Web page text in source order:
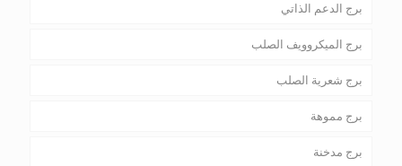
برج الدعم الذاتي
برج الميكروويف الصلب
برج شعرية الصلب
برج مموهة
برج مدخنة